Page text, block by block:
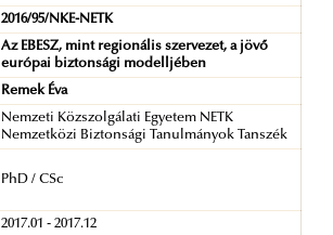
2016/95/NKE-NETK
Az EBESZ, mint regionális szervezet, a jövő
európai biztonsági modelljében
Remek Éva
Nemzeti Közszolgálati Egyetem NETK
Nemzetközi Biztonsági Tanulmányok Tanszék
PhD / CSc
2017.01 - 2017.12